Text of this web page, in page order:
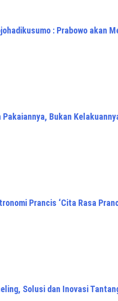
: Prabowo akan
Pakaiannya, Bukan
Prancis ‘Cita Rasa
Solusi dan Inovasi